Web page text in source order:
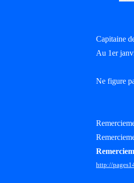
Capitaine
Au 1er
Ne figure
http://